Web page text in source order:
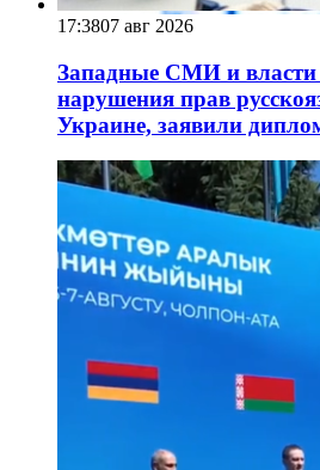
17:3807 авг 2026
Западные СМИ и
нарушения прав
Украине, заявили